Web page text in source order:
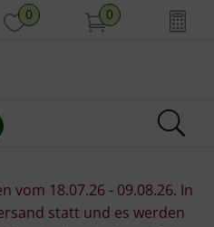
0 0
vom 18.07.26 - 09.08.26. In
statt und es werden